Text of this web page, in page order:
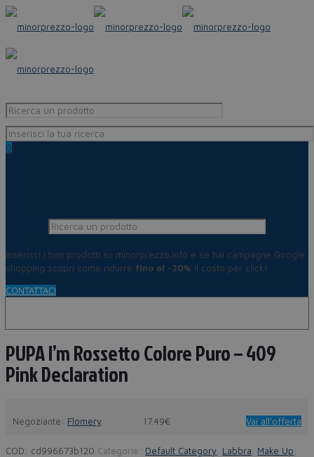
0
Inserisci i tuoi prodotti su minorprezzo.info e se hai campagne Google
shopping scopri come ridurre fino al -20% il costo per click!
CONTATTACI
PUPA I’m Rossetto Colore Puro – 409
Pink Declaration
Negoziante: Flomery 17.49€ Vai all'offerta
COD: cd996673b120 Categorie: Default Category Labbra Make Up